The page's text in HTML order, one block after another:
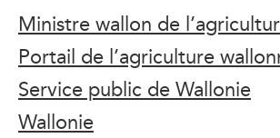
Ministre wallon de
Portail de l’agriculture
Service public de Wallonie
Wallonie